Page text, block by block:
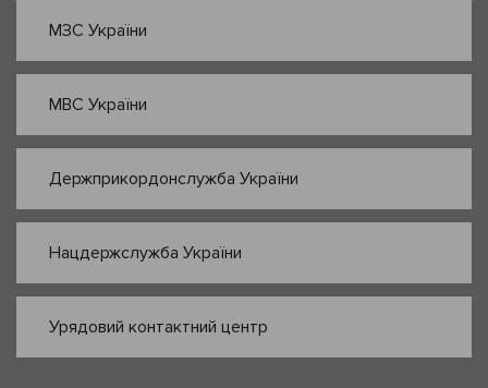
МЗС України
МВС України
Держприкордонслужба України
Нацдержслужба України
Урядовий контактний центр